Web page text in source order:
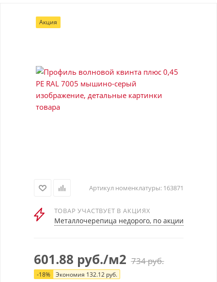
Акция
Артикул номенклатуры: 163871
ТОВАР УЧАСТВУЕТ В АКЦИЯХ
Металлочерепица недорого, по акции
601.88 руб./м2 734руб.
-18% Экономия 132.12руб.